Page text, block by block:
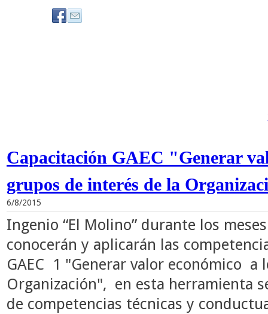
Capacitación GAEC "Generar
grupos de interés de la
6/8/2015
Ingenio “El Molino” durante los
conocerán y aplicarán las
GAEC 1 "Generar valor económico a
Organización", en esta herramienta
de competencias técnicas y